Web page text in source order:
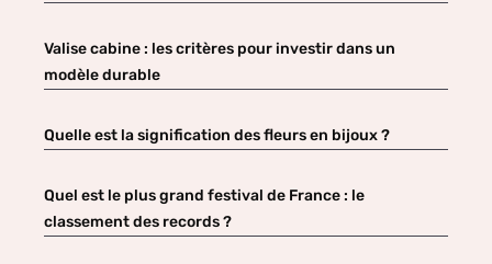
Valise cabine : les critères pour investir dans un
modèle durable
Quelle est la signification des fleurs en bijoux ?
Quel est le plus grand festival de France : le
classement des records ?